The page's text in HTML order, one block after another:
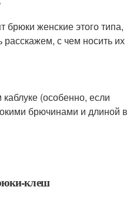
брюки женские этого типа,
с чем носить их
(особенно, если
брючинами и длиной в
клеш